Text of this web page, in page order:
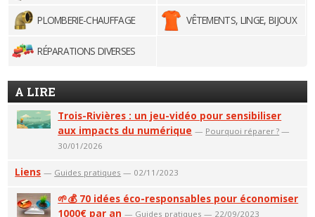
PLOMBERIE-CHAUFFAGE VÊTEMENTS, LINGE, BIJOUX
RÉPARATIONS DIVERSES
A LIRE
Trois-Rivières : un jeu-vidéo pour sensibiliser
aux impacts du numérique — Pourquoi réparer ? —
30/01/2026
Liens — Guides pratiques — 02/11/2023
🌱💰 70 idées éco-responsables pour économiser
1000€ par an — Guides pratiques — 22/09/2023